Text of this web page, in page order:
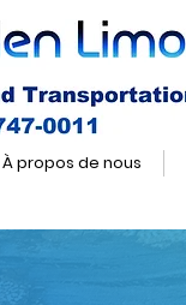
À propos de nous